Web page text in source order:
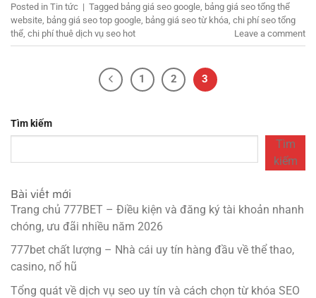
Posted in Tin tức | Tagged bảng giá seo google bảng giá seo tổng thể
website bảng giá seo top google bảng giá seo từ khóa chi phí seo tổng
thể chi phí thuê dịch vụ seo hot Leave a comment
1 2 3
Tìm kiếm
Tìm
kiếm
Bài viết mới
Trang chủ 777BET – Điều kiện và đăng ký tài khoản nhanh
chóng, ưu đãi nhiều năm 2026
777bet chất lượng – Nhà cái uy tín hàng đầu về thể thao,
casino, nổ hũ
Tổng quát về dịch vụ seo uy tín và cách chọn từ khóa SEO